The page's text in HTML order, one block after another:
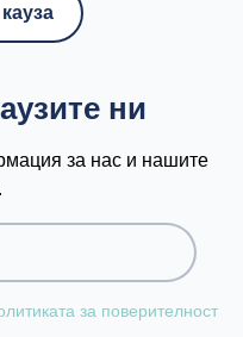
ни
за нас и нашите
за поверителност